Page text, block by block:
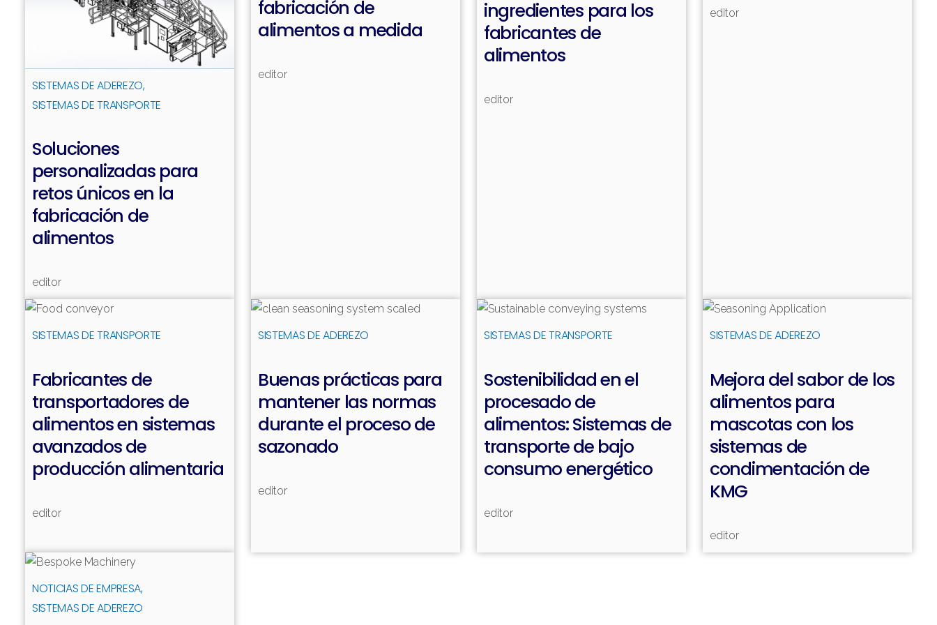
SISTEMAS DE ADEREZO
SISTEMAS DE TRANSPORTE
Soluciones
personalizadas para
retos únicos en la
fabricación de
alimentos
editor
fabricación de
alimentos a medida
editor
ingredientes para los
fabricantes de
alimentos
editor
editor
SISTEMAS DE TRANSPORTE
Fabricantes de
transportadores de
alimentos en sistemas
avanzados de
producción alimentaria
editor
SISTEMAS DE ADEREZO
Buenas prácticas para
mantener las normas
durante el proceso de
sazonado
editor
SISTEMAS DE TRANSPORTE
Sostenibilidad en el
procesado de
alimentos: Sistemas de
transporte de bajo
consumo energético
editor
SISTEMAS DE ADEREZO
Mejora del sabor de los
alimentos para
mascotas con los
sistemas de
condimentación de
KMG
editor
NOTICIAS DE EMPRESA
SISTEMAS DE ADEREZO